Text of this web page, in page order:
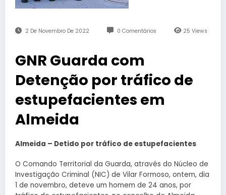
2 De Novembro De 2022 0 Comentários 25Views
GNR Guarda com
Detenção por tráfico de
estupefacientes em
Almeida
Almeida – Detido por tráfico de estupefacientes
O Comando Territorial da Guarda, através do Núcleo de
Investigação Criminal (NIC) de Vilar Formoso, ontem, dia
1 de novembro, deteve um homem de 24 anos, por